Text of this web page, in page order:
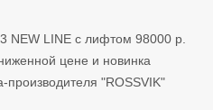
NEW LINE с лифтом 98000 р.
цене и новинка
"ROSSVIK"